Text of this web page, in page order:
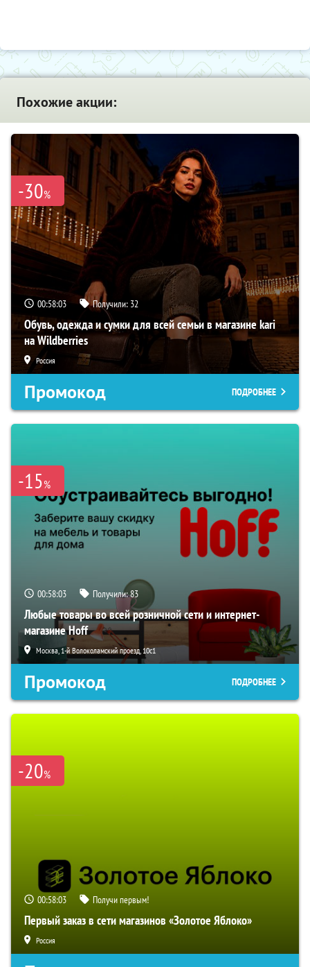
Похожие акции:
-30%
00:58:02 Получили: 32
Обувь, одежда и сумки для всей семьи в магазине kari
на Wildberries
Россия
Промокод ПОДРОБНЕЕ
-15%
00:58:02 Получили:83
Любые товары во всей розничной сети и интернет-
магазине Hoff
Москва, 1-й Волоколамский проезд, 10с1
Промокод ПОДРОБНЕЕ
-20%
00:58:02 Получи первым!
Первый заказ в сети магазинов «Золотое Яблоко»
Россия